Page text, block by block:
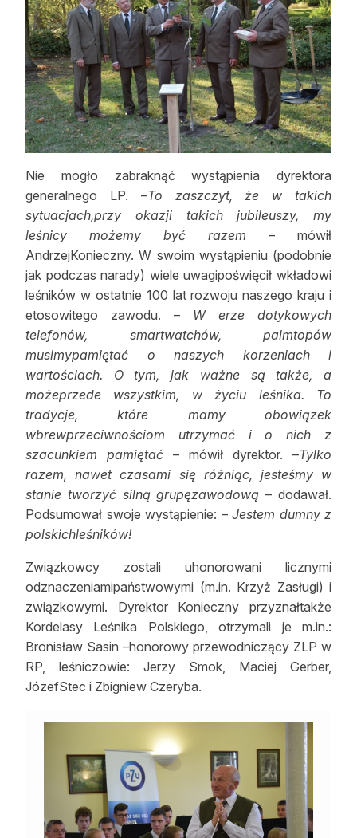
Nie mogło zabraknąć wystąpienia dyrektora
generalnego LP. –To zaszczyt, że w takich
sytuacjach,przy okazji takich jubileuszy, my
leśnicy możemy być razem – mówił
AndrzejKonieczny. W swoim wystąpieniu (podobnie
jak podczas narady) wiele uwagipoświęcił wkładowi
leśników w ostatnie 100 lat rozwoju naszego kraju i
etosowitego zawodu. – W erze dotykowych
telefonów, smartwatchów, palmtopów
musimypamiętać o naszych korzeniach i
wartościach. O tym, jak ważne są także, a
możeprzede wszystkim, w życiu leśnika. To
tradycje, które mamy obowiązek
wbrewprzeciwnościom utrzymać i o nich z
szacunkiem pamiętać – mówił dyrektor. –Tylko
razem, nawet czasami się różniąc, jesteśmy w
stanie tworzyć silną grupęzawodową – dodawał.
Podsumował swoje wystąpienie: – Jestem dumny z
polskichleśników!
Związkowcy zostali uhonorowani licznymi
odznaczeniamipaństwowymi (m.in. Krzyż Zasługi) i
związkowymi. Dyrektor Konieczny przyznałtakże
Kordelasy Leśnika Polskiego, otrzymali je m.in.:
Bronisław Sasin –honorowy przewodniczący ZLP w
RP, leśniczowie: Jerzy Smok, Maciej Gerber,
JózefStec i Zbigniew Czeryba.